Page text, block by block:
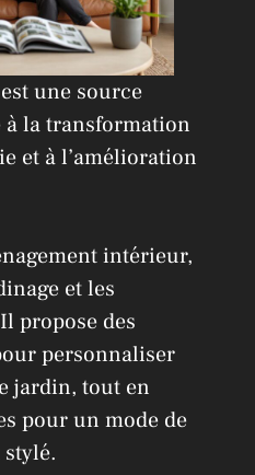
est une source
à la transformation
et à l’amélioration
intérieur,
et les
propose des
personnaliser
jardin, tout en
pour un mode de